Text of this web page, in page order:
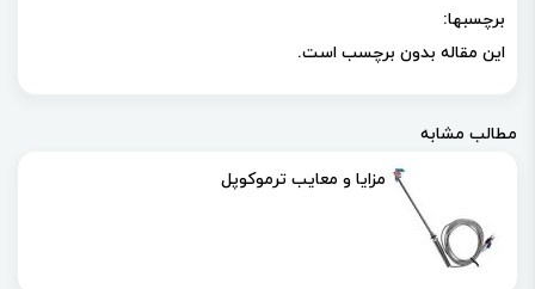
برچسبها:
این مقاله بدون برچسب است.
مطالب مشابه
مزایا و معایب ترموکوپل